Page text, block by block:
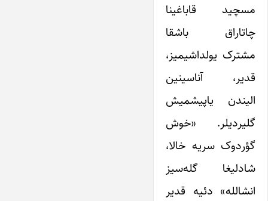
مسچید قاباغینا
چاتاراق باشقا
مشترک یولداشیمیز،
قدیر، آناسینین
الیندن یاپیشمیش
گلیردیلر. «خوش
گؤردوک سریه خالا،
شادلیغا گله‌سیز
انشالله» دئیه قدیر